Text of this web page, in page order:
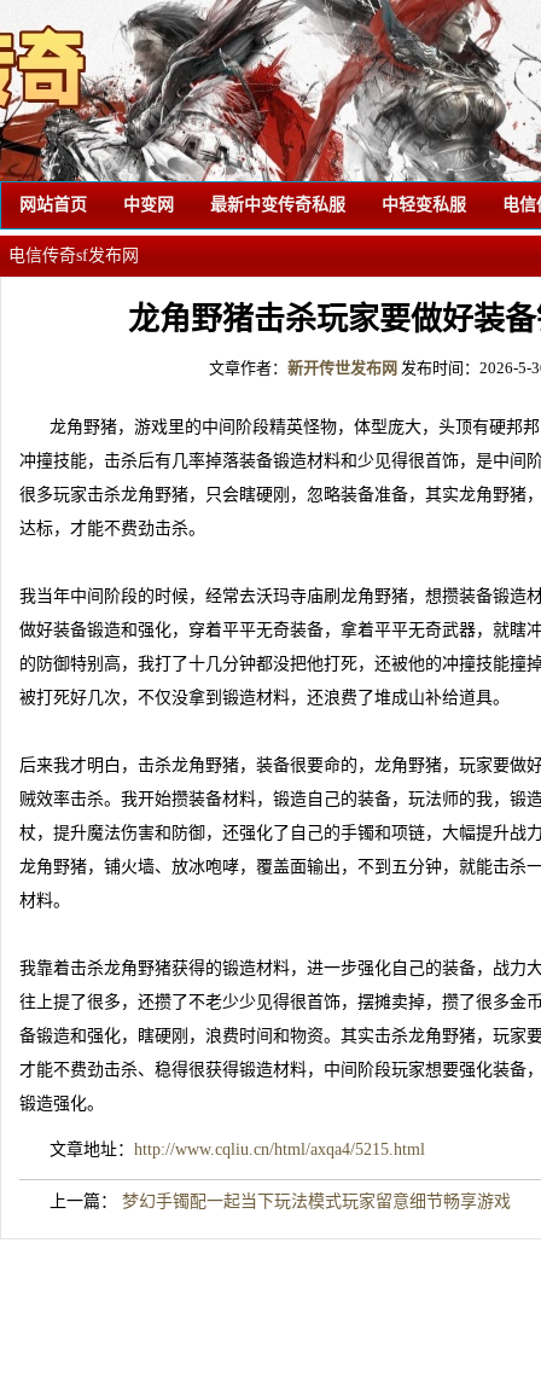
网站首页 中变网 最新中变传奇私服 中轻变私服 电信
电信传奇sf发布网
龙角野猪击杀玩家要做好装
文章作者： 新开传世发布网 发布时间：2026-5-
龙角野猪，游戏里的中间阶段精英怪物，体型庞大，头顶有硬邦
冲撞技能，击杀后有几率掉落装备锻造材料和少见得很首饰，是中间
很多玩家击杀龙角野猪，只会瞎硬刚，忽略装备准备，其实龙角野猪
达标，才能不费劲击杀。
我当年中间阶段的时候，经常去沃玛寺庙刷龙角野猪，想攒装备锻造
做好装备锻造和强化，穿着平平无奇装备，拿着平平无奇武器，就瞎
的防御特别高，我打了十几分钟都没把他打死，还被他的冲撞技能撞
被打死好几次，不仅没拿到锻造材料，还浪费了堆成山补给道具。
后来我才明白，击杀龙角野猪，装备很要命的，龙角野猪，玩家要做
贼效率击杀。我开始攒装备材料，锻造自己的装备，玩法师的我，锻
杖，提升魔法伤害和防御，还强化了自己的手镯和项链，大幅提升战
龙角野猪，铺火墙、放冰咆哮，覆盖面输出，不到五分钟，就能击杀
材料。
我靠着击杀龙角野猪获得的锻造材料，进一步强化自己的装备，战力
往上提了很多，还攒了不老少少见得很首饰，摆摊卖掉，攒了很多金
备锻造和强化，瞎硬刚，浪费时间和物资。其实击杀龙角野猪，玩家
才能不费劲击杀、稳得很获得锻造材料，中间阶段玩家想要强化装备
锻造强化。
文章地址： http://www.cqliu.cn/html/axqa4/5215.html
上一篇： 梦幻手镯配一起当下玩法模式玩家留意细节畅享游戏